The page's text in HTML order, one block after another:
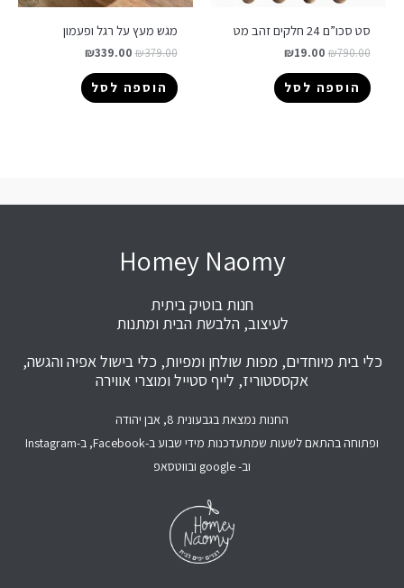
סט סכו”ם 24 חלקים זהב מט
₪790.00
₪19.00
הוספה לסל
מגש מעץ על רגל ופעמון
₪379.00
₪339.00
הוספה לסל
Homey Naomy
חנות בוטיק ביתית
לעיצוב, הלבשת הבית ומתנות
כלי בית מיוחדים, מפות שולחן ומפיות, כלי בישול אפיה והגשה,
אקססטוריז, לייף סטייל ומוצרי אווירה
החנות נמצאת בגבעונית 8, אבן יהודה
ופתוחה בהתאם לשעות שמתעדכנות מידי שבוע ב-Facebook, ב-Instagram
וב- google ובווטסאפ